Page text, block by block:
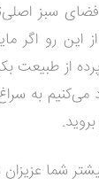
فضای سبز
این رو اگر
از طبیعت
می‌کنیم به
شما